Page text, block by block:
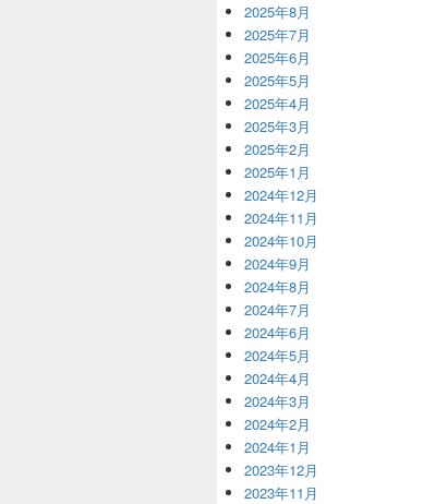
2025年8月
2025年7月
2025年6月
2025年5月
2025年4月
2025年3月
2025年2月
2025年1月
2024年12月
2024年11月
2024年10月
2024年9月
2024年8月
2024年7月
2024年6月
2024年5月
2024年4月
2024年3月
2024年2月
2024年1月
2023年12月
2023年11月